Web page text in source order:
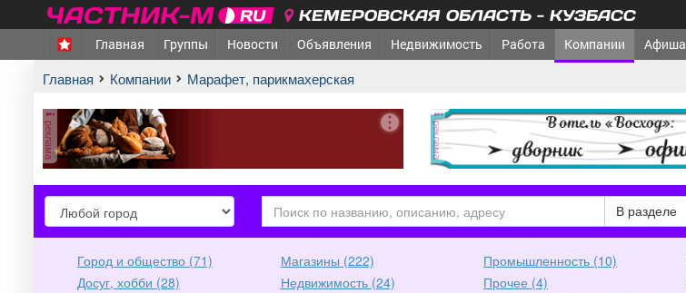
КЕМЕРОВСКАЯ ОБЛАСТЬ - КУЗБАСС
МЕЖДУРЕЧЕНСК - Ваш город?
Главная Группы Новости Объявления Недвижимость Работа Компании Афиша
Главная Компании Марафет, парикмахерская
реклама реклама
город город В разделе
Город и общество (71)
Досуг, хобби (28)
Магазины (222)
Недвижимость (24)
Промышленность (10)
Прочее (4)